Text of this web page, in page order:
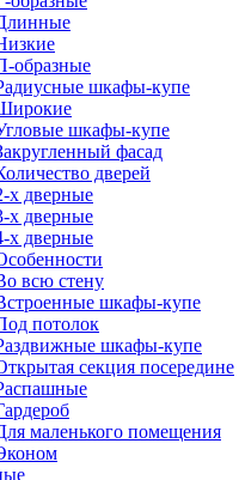
образные
шкафы-купе
шкафы-купе
фасад
дверей
х дверные
х дверные
х дверные
всю стену
шкафы-купе
потолок
шкафы-купе
секция посередине
маленького помещения